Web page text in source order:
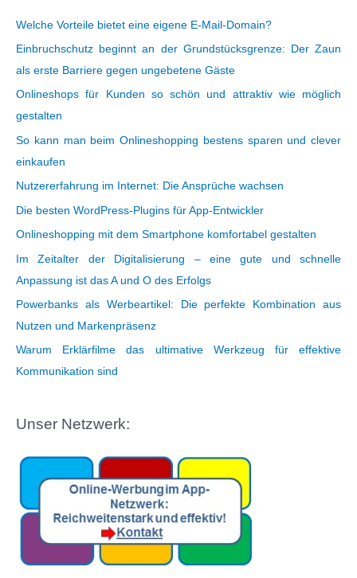
Welche Vorteile bietet eine eigene E-Mail-Domain?
Einbruchschutz beginnt an der Grundstücksgrenze: Der Zaun
als erste Barriere gegen ungebetene Gäste
Onlineshops für Kunden so schön und attraktiv wie möglich
gestalten
So kann man beim Onlineshopping bestens sparen und clever
einkaufen
Nutzererfahrung im Internet: Die Ansprüche wachsen
Die besten WordPress-Plugins für App-Entwickler
Onlineshopping mit dem Smartphone komfortabel gestalten
Im Zeitalter der Digitalisierung – eine gute und schnelle
Anpassung ist das A und O des Erfolgs
Powerbanks als Werbeartikel: Die perfekte Kombination aus
Nutzen und Markenpräsenz
Warum Erklärfilme das ultimative Werkzeug für effektive
Kommunikation sind
Unser Netzwerk: